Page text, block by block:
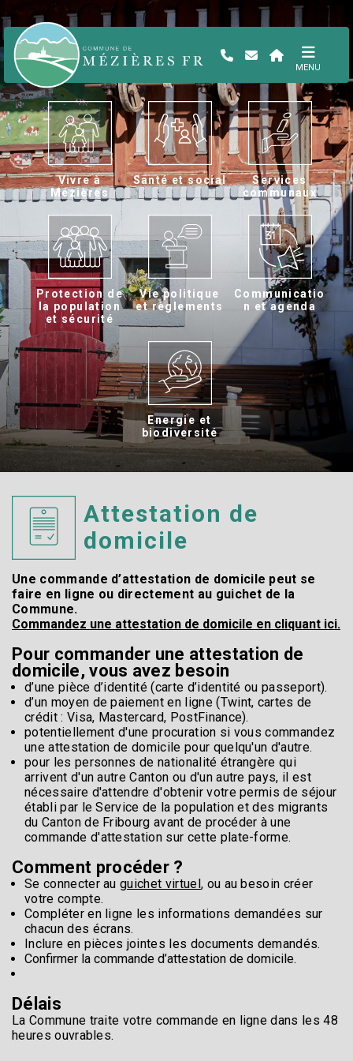
MENU
Vivre à
Mézières
Santé et social
Services
communaux
Protection de
la population
et sécurité
Vie politique
et règlements
Communicatio
n et agenda
Energie et
biodiversité
Attestation de
domicile
Une commande d’attestation de domicile peut se
faire en ligne ou directement au guichet de la
Commune.
Commandez une attestation de domicile en cliquant ici.
Pour commander une attestation de
domicile, vous avez besoin
d’une pièce d’identité (carte d’identité ou passeport).
d’un moyen de paiement en ligne (Twint, cartes de
crédit : Visa, Mastercard, PostFinance).
potentiellement d'une procuration si vous commandez
une attestation de domicile pour quelqu'un d'autre.
pour les personnes de nationalité étrangère qui
arrivent d'un autre Canton ou d'un autre pays, il est
nécessaire d'attendre d'obtenir votre permis de séjour
établi par le Service de la population et des migrants
du Canton de Fribourg avant de procéder à une
commande d'attestation sur cette plate-forme.
Comment procéder ?
Se connecter auguichet virtuel, ou au besoin créer
votre compte.
Compléter en ligne les informations demandées sur
chacun des écrans.
Inclure en pièces jointes les documents demandés.
Confirmer la commande d’attestation de domicile.
Délais
La Commune traite votre commande en ligne dans les 48
heures ouvrables.